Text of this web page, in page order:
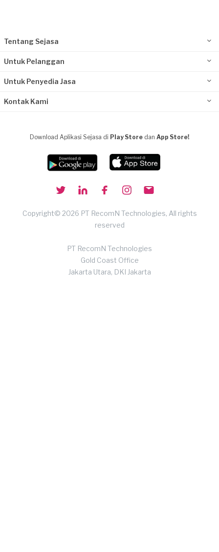
Tentang Sejasa
Untuk Pelanggan
Untuk Penyedia Jasa
Kontak Kami
Download Aplikasi Sejasa di Play Store dan App Store!
Copyright© 2026 PT RecomN Technologies, All rights
reserved
PT RecomN Technologies
Gold Coast Office
Jakarta Utara, DKI Jakarta